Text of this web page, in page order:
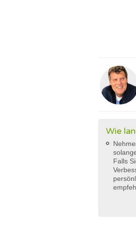
Wie
Falls